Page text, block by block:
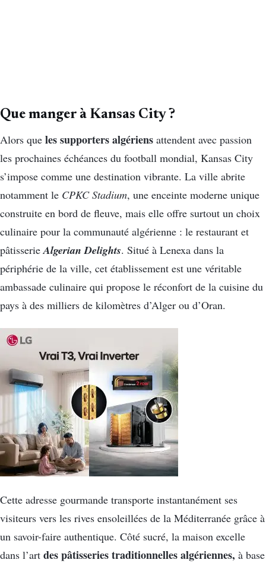
Que manger à Kansas City ?
Alors que les supporters algériens attendent avec passion
les prochaines échéances du football mondial, Kansas City
s’impose comme une destination vibrante. La ville abrite
notamment le CPKC Stadium, une enceinte moderne unique
construite en bord de fleuve, mais elle offre surtout un choix
culinaire pour la communauté algérienne : le restaurant et
pâtisserie Algerian Delights. Situé à Lenexa dans la
périphérie de la ville, cet établissement est une véritable
ambassade culinaire qui propose le réconfort de la cuisine du
pays à des milliers de kilomètres d’Alger ou d’Oran.
Cette adresse gourmande transporte instantanément ses
visiteurs vers les rives ensoleillées de la Méditerranée grâce à
un savoir-faire authentique. Côté sucré, la maison excelle
dans l’art des pâtisseries traditionnelles algériennes, à base